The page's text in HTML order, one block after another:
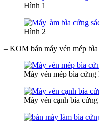
Hình 1
Hình 2
– KOM bán máy vén mép
Máy vén mép bìa cứng
Máy vén cạnh bìa